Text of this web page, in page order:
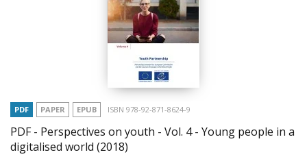
PDF PAPER EPUB ISBN 978-92-871-8624-9
PDF - Perspectives on youth - Vol. 4 - Young people in a
digitalised world (2018)